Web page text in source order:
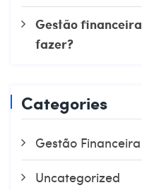
Gestão
fazer?
Categories
Gestão Financeira
Uncategorized